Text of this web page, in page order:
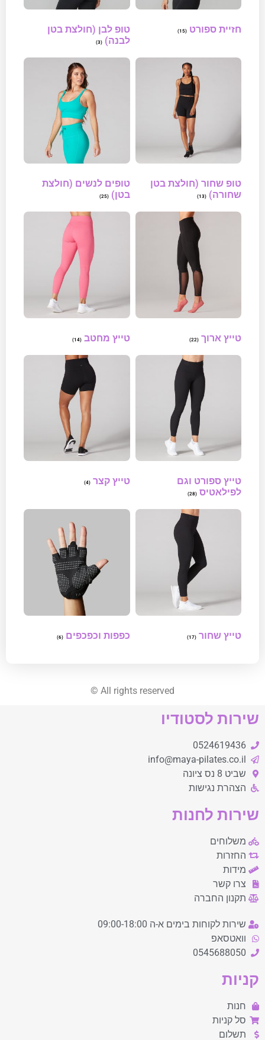
חזיית ספורט (15)
טופ לבן (חולצת בטן
לבנה)(3)
טופ שחור (חולצת בטן
שחורה) (13)
טופים לנשים (חולצת
בטן)(25)
טייץ ארוך (22) טייץ מחטב(14)
טייץ ספורט וגם
לפילאטיס (28)
טייץ קצר(4)
טייץ שחור (17) כפפות וכפכפים(6)
© All rights reserved
שירות לסטודיו
0524619436
info@maya-pilates.co.il
שביט 8 נס ציונה
הצהרת נגישות
שירות לחנות
משלוחים
החזרות
מידות
צרו קשר
תקנון החברה
שירות לקוחות בימים א-ה 09:00-18:00
וואטסאפ
0545688050
קניות
חנות
סל קניות
תשלום